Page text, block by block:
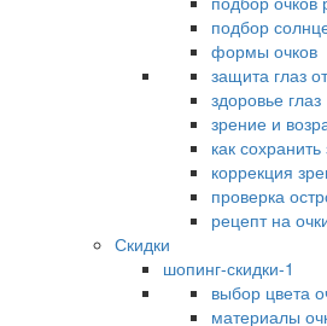
подбор
формы очков
защита глаз
здоровье глаз
зрение и
как
коррекция
проверка
рецепт на
Скидки
шопинг-скидки-1
выбор цвета
материалы